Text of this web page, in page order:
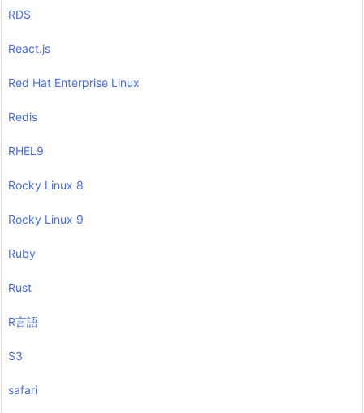
RDS
React.js
Red Hat Enterprise Linux
Redis
RHEL9
Rocky Linux 8
Rocky Linux 9
Ruby
Rust
R言語
S3
safari